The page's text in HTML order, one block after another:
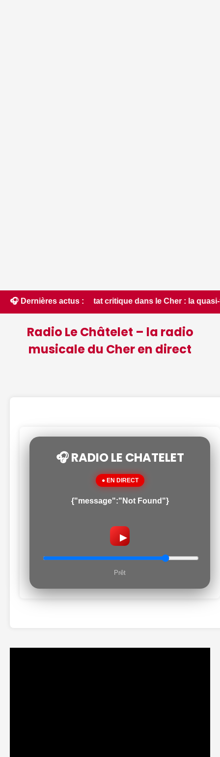
🎧 Dernières actus :
état critique dans le Cher : la quasi-totalité du
Radio Le Châtelet – la radio
musicale du Cher en direct
🎧 RADIO LE CHATELET
● EN DIRECT
{"message":"Not Found"}
▶
Prêt